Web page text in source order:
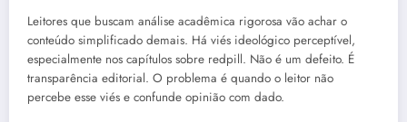
Leitores que buscam análise acadêmica rigorosa vão achar o
conteúdo simplificado demais. Há viés ideológico perceptível,
especialmente nos capítulos sobre redpill. Não é um defeito. É
transparência editorial. O problema é quando o leitor não
percebe esse viés e confunde opinião com dado.